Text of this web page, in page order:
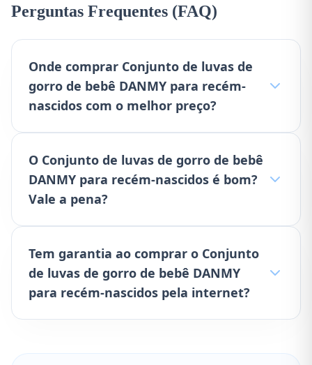
Perguntas Frequentes (FAQ)
Onde comprar Conjunto de luvas de
gorro de bebê DANMY para recém-
nascidos com o melhor preço?
O Conjunto de luvas de gorro de bebê
DANMY para recém-nascidos é bom?
Vale a pena?
Tem garantia ao comprar o Conjunto
de luvas de gorro de bebê DANMY
para recém-nascidos pela internet?